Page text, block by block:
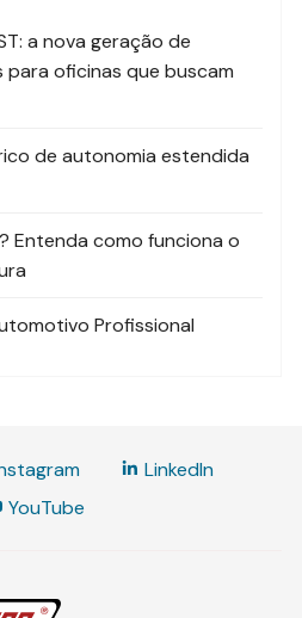
a nova geração de
oficinas que buscam
de autonomia estendida
Entenda como funciona o
Profissional
LinkedIn
YouTube